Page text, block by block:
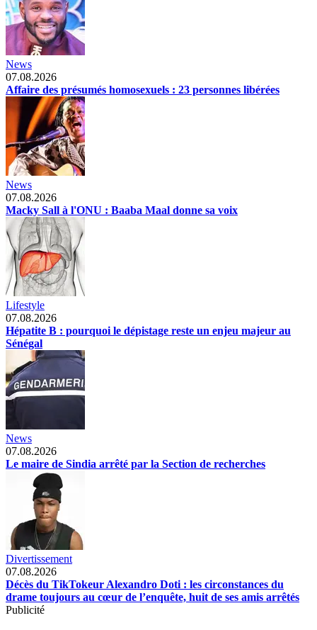
News
07.08.2026
Affaire des présumés homosexuels : 23 personnes libérées
News
07.08.2026
Macky Sall à l'ONU : Baaba Maal donne sa voix
Lifestyle
07.08.2026
Hépatite B : pourquoi le dépistage reste un enjeu majeur au
Sénégal
News
07.08.2026
Le maire de Sindia arrêté par la Section de recherches
Divertissement
07.08.2026
Décès du TikTokeur Alexandro Doti : les circonstances du
drame toujours au cœur de l’enquête, huit de ses amis arrêtés
Publicité